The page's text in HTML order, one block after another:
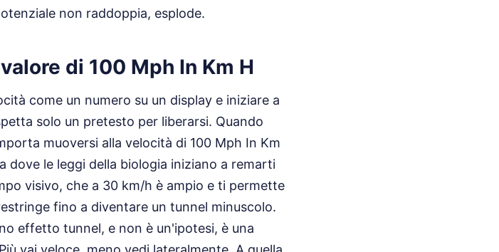
non raddoppia, esplode.
di 100 Mph In Km H
come un numero su un display e iniziare a
solo un pretesto per liberarsi. Quando
muoversi alla velocità di 100 Mph In Km
dove le leggi della biologia iniziano a remarti
visivo, che a 30 km/h è ampio e ti permette
fino a diventare un tunnel minuscolo.
effetto tunnel, e non è un'ipotesi, è una